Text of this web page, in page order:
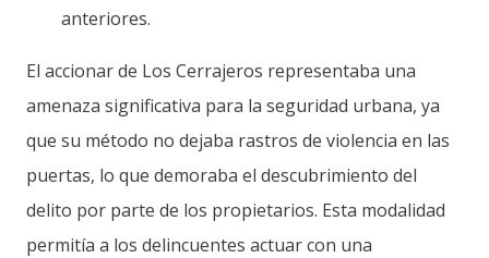
anteriores.
El accionar de Los Cerrajeros representaba una
amenaza significativa para la seguridad urbana, ya
que su método no dejaba rastros de violencia en las
puertas, lo que demoraba el descubrimiento del
delito por parte de los propietarios. Esta modalidad
permitía a los delincuentes actuar con una